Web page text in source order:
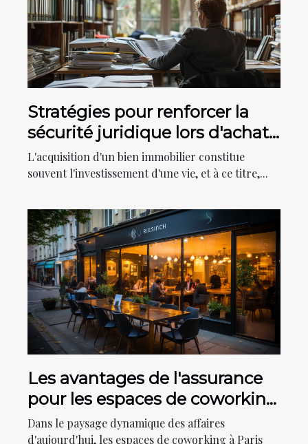
Stratégies pour renforcer la
sécurité juridique lors d'achats
immobiliers
L'acquisition d'un bien immobilier constitue
souvent l'investissement d'une vie, et à ce titre,...
Les avantages de l'assurance
pour les espaces de coworking
à Paris
Dans le paysage dynamique des affaires
d'aujourd'hui, les espaces de coworking à Paris